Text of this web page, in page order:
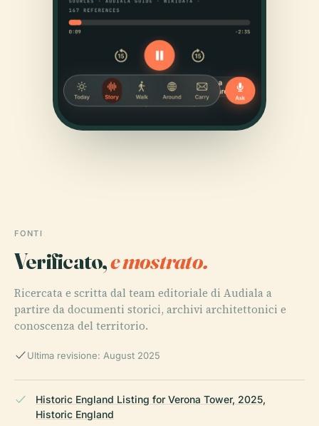
FONTI
Verificato,e mostrato.
Ricercata e scritta dal team editoriale di Audiala a
partire da documenti storici, archivi architettonici e
conoscenza del territorio.
Ultima revisione: August 2025
Historic England Listing for Verona Tower, 2025,
Historic England